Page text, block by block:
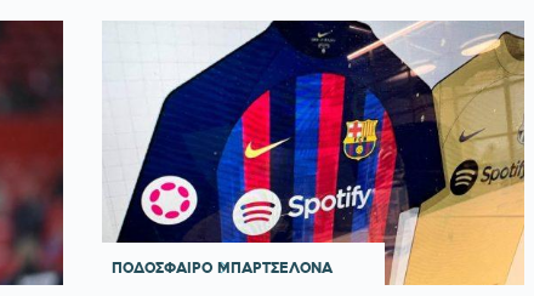
ΠΟΔΟΣΦΑΙΡΟ ΜΠΑΡΤΣΕΛΟΝΑ